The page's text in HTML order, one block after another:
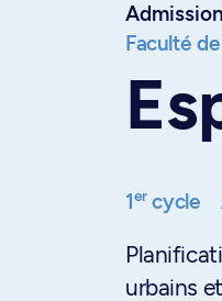
Admission
Faculté
1ercycle
urbains